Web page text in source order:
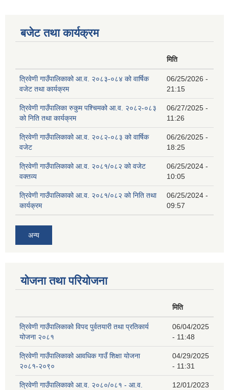
बजेट तथा कार्यक्रम
मिति
त्रिवेणी गाउँपालिकाको आ.व. २०८३-०८४ को वार्षिक
वजेट तथा कार्यक्रम
06/25/2026 -
21:15
त्रिवेणी गाउँपालिका रुकुम पश्‍चिमको आ.व. २०८२-०८३
को निति तथा कार्यक्रम
06/27/2025 -
11:26
त्रिवेणी गाउँपालिकाको आ.व. २०८२-०८३ को वार्षिक
वजेट
06/26/2025 -
18:25
त्रिवेणी गाउँपालिकाको आ.व. २०८१/०८२ को वजेट
वक्तव्य
06/25/2024 -
10:05
त्रिवेणी गाउँपालिकाको आ.व. २०८१/०८२ को निति तथा
कार्यक्रम
06/25/2024 -
09:57
अन्य
योजना तथा परियोजना
मिति
त्रिवेणी गाउँपालिकाको विपद पुर्वतयारी तथा प्रतिकार्य
योजना २०८१
06/04/2025
- 11:48
त्रिवेणी गाउँपालिकाको आवधिक गाउँ शिक्षा योजना
२०८१-२०९०
04/29/2025
- 11:31
त्रिवेणी गाउँपालिकाको आ.व. २०८०/०८१ - आ.व.
12/01/2023